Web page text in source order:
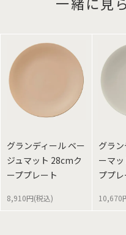
グランディール ベー
ジュマット 28cmク
ーププレート
8,910円(税込)
グラ
ーマ
ププレ
10,670